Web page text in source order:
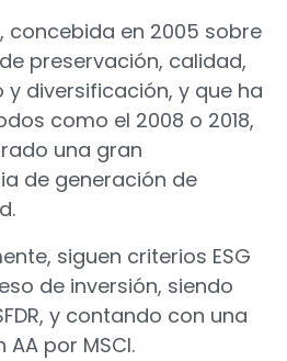
concebida en 2005 sobre
preservación, calidad,
y diversificación, y que ha
como el 2008 o 2018,
una gran
de generación de
siguen criterios ESG
de inversión, siendo
y contando con una
por MSCI.